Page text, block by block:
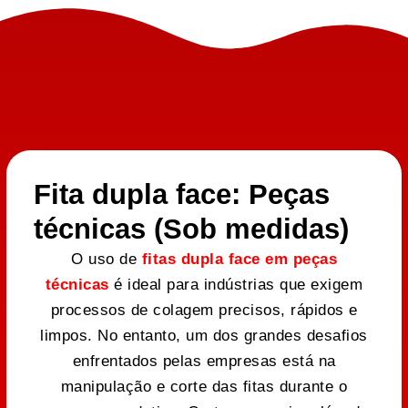
Fita dupla face: Peças
técnicas (Sob medidas)
O uso de fitas dupla face em peças
técnicas é ideal para indústrias que exigem
processos de colagem precisos, rápidos e
limpos. No entanto, um dos grandes desafios
enfrentados pelas empresas está na
manipulação e corte das fitas durante o